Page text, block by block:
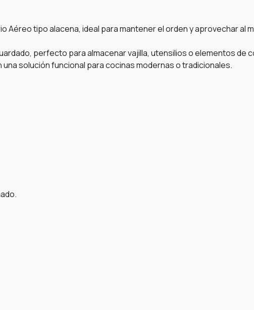
tipo alacena, ideal para mantener el orden y aprovechar al
perfecto para almacenar vajilla, utensilios o elementos de
solución funcional para cocinas modernas o tradicionales.